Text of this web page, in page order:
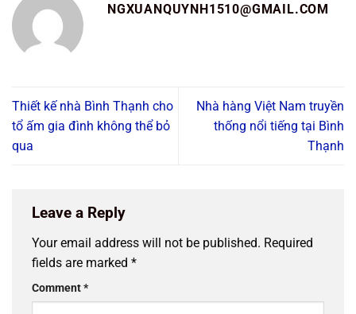
NGXUANQUYNH1510@GMAIL.COM
Thiết kế nhà Bình Thạnh cho
tổ ấm gia đình không thể bỏ
qua
Nhà hàng Việt Nam truyền
thống nổi tiếng tại Bình
Thạnh
Leave a Reply
Your email address will not be published. Required
fields are marked *
Comment*